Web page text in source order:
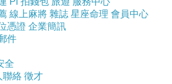
線上麻將 雜誌 星座命理 會員中心
憑證 企業簡訊
件
全
聯絡 徵才